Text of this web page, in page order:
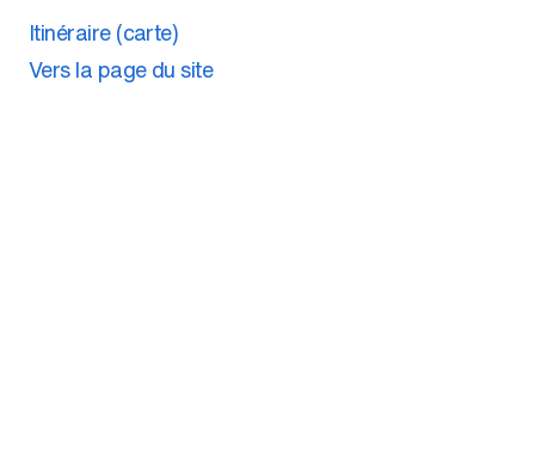
Itinéraire (carte)
Vers la page du site